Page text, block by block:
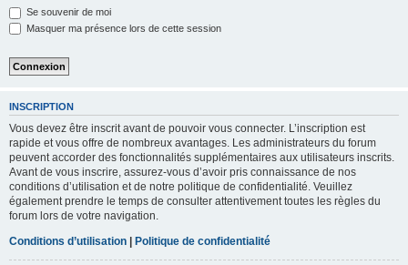
Se souvenir de moi
Masquer ma présence lors de cette session
INSCRIPTION
Vous devez être inscrit avant de pouvoir vous connecter. L’inscription est
rapide et vous offre de nombreux avantages. Les administrateurs du forum
peuvent accorder des fonctionnalités supplémentaires aux utilisateurs inscrits.
Avant de vous inscrire, assurez-vous d’avoir pris connaissance de nos
conditions d’utilisation et de notre politique de confidentialité. Veuillez
également prendre le temps de consulter attentivement toutes les règles du
forum lors de votre navigation.
Conditions d’utilisation | Politique de confidentialité